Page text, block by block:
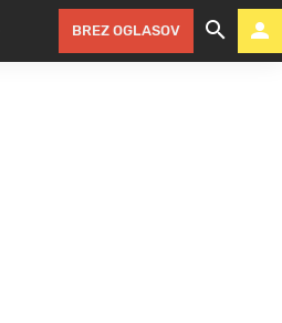
BREZ OGLASOV